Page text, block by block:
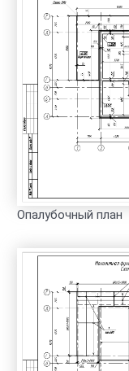
Опалубочный план